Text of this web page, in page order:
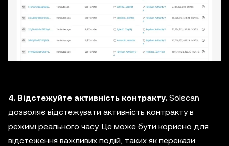
4. Відстежуйте активність контракту. Solscan
дозволяє відстежувати активність контракту в
режимі реального часу. Це може бути корисно для
відстеження важливих подій, таких як перекази